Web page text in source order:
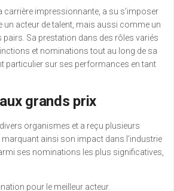
carrière impressionnante, a su s’imposer
un acteur de talent, mais aussi comme un
pairs. Sa prestation dans des rôles variés
et nominations tout au long de sa
particulier sur ses performances en tant
grands prix
organismes et a reçu plusieurs
ainsi son impact dans l’industrie
ses nominations les plus significatives,
pour le meilleur acteur.